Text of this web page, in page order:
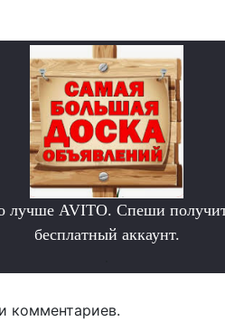
лучше AVITO. Спеши
бесплатный аккаунт.
комментариев.